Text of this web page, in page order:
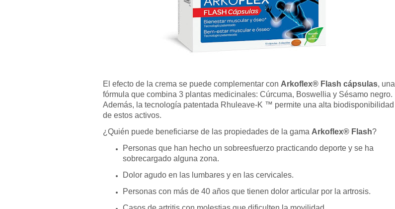
El efecto de la crema se puede complementar con Arkoflex® Flash cápsulas, una
fórmula que combina 3 plantas medicinales: Cúrcuma, Boswellia y Sésamo negro.
Además, la tecnología patentada Rhuleave-K ™ permite una alta biodisponibilidad
de estos activos.
¿Quién puede beneficiarse de las propiedades de la gama Arkoflex® Flash?
Personas que han hecho un sobreesfuerzo practicando deporte y se ha
sobrecargado alguna zona.
Dolor agudo en las lumbares y en las cervicales.
Personas con más de 40 años que tienen dolor articular por la artrosis.